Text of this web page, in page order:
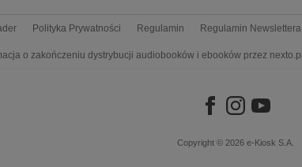
Polityka Prywatności Regulamin Regulamin Newslettera
o zakończeniu dystrybucji audiobooków i ebooków przez nexto.pl
Copyright © 2026 e-Kiosk S.A.